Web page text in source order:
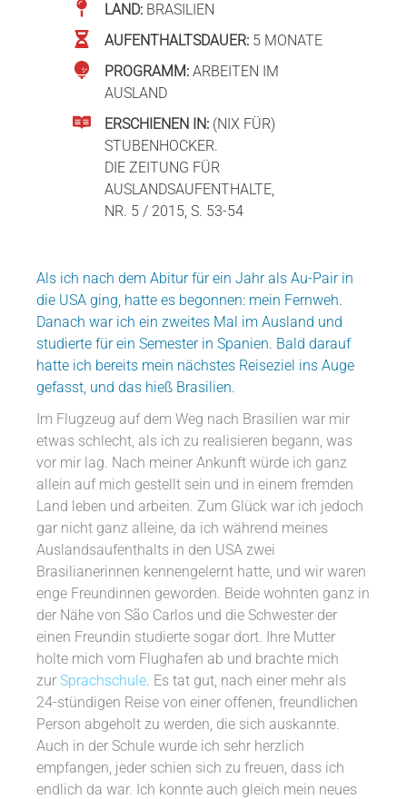
LAND: BRASILIEN
AUFENTHALTSDAUER: 5 MONATE
PROGRAMM: ARBEITEN IM
AUSLAND
ERSCHIENEN IN: (NIX FÜR)
STUBENHOCKER.
DIE ZEITUNG FÜR
AUSLANDSAUFENTHALTE,
NR. 5 / 2015, S. 53-54
Als ich nach dem Abitur für ein Jahr als Au-Pair in
die USA ging, hatte es begonnen: mein Fernweh.
Danach war ich ein zweites Mal im Ausland und
studierte für ein Semester in Spanien. Bald darauf
hatte ich bereits mein nächstes Reiseziel ins Auge
gefasst, und das hieß Brasilien.
Im Flugzeug auf dem Weg nach Brasilien war mir
etwas schlecht, als ich zu realisieren begann, was
vor mir lag. Nach meiner Ankunft würde ich ganz
allein auf mich gestellt sein und in einem fremden
Land leben und arbeiten. Zum Glück war ich jedoch
gar nicht ganz alleine, da ich während meines
Auslandsaufenthalts in den USA zwei
Brasilianerinnen kennengelernt hatte, und wir waren
enge Freundinnen geworden. Beide wohnten ganz in
der Nähe von São Carlos und die Schwester der
einen Freundin studierte sogar dort. Ihre Mutter
holte mich vom Flughafen ab und brachte mich
zurSprachschule. Es tat gut, nach einer mehr als
24-stündigen Reise von einer offenen, freundlichen
Person abgeholt zu werden, die sich auskannte.
Auch in der Schule wurde ich sehr herzlich
empfangen, jeder schien sich zu freuen, dass ich
endlich da war. Ich konnte auch gleich mein neues